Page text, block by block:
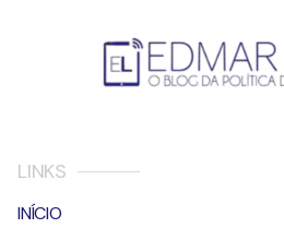
LINKS
INÍCIO